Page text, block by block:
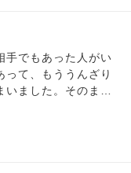
た。 人を好
いつかは好きな人と
ります。恋愛に嫌な
に進めたらいいと
ように気をつけて
、会って顔だけで
、最近そのマッチ
まい、LINEでしか
ケメンの友達を作
っています。恋が
手でもあった人がい
って、もううんざり
ました。そのまま
もすべてブロック
。友情も恋も一度